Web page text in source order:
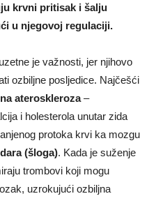
krvni pritisak i šalju
u njegovoj regulaciji.
je važnosti, jer njihovo
ozbiljne posljedice. Najčešći
ateroskleroza–
i holesterola unutar zida
protoka krvi ka mozgu
(šloga). Kada je suženje
trombovi koji mogu
uzrokujući ozbiljna